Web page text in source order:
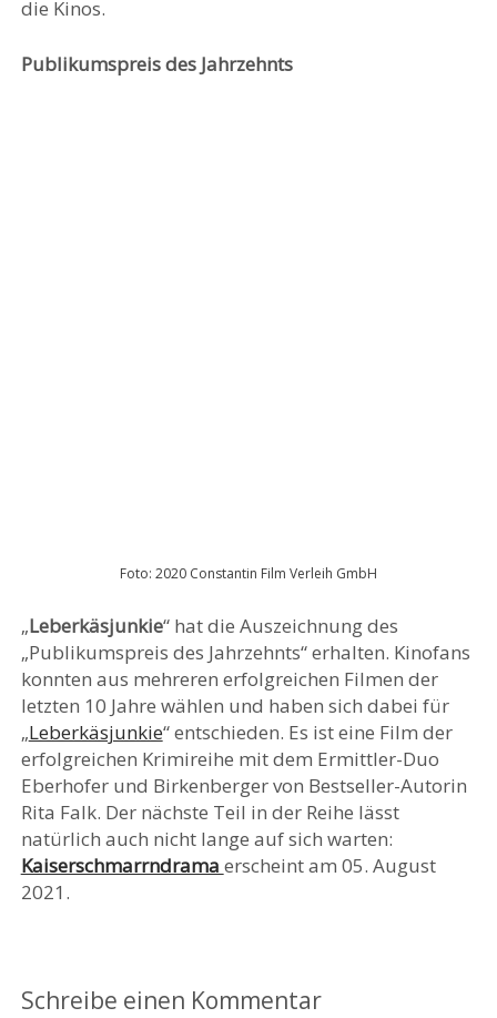
die Kinos.
Publikumspreis des Jahrzehnts
Foto: 2020 Constantin Film Verleih GmbH
„Leberkäsjunkie“ hat die Auszeichnung des
„Publikumspreis des Jahrzehnts“ erhalten. Kinofans
konnten aus mehreren erfolgreichen Filmen der
letzten 10 Jahre wählen und haben sich dabei für
„Leberkäsjunkie“ entschieden. Es ist eine Film der
erfolgreichen Krimireihe mit dem Ermittler-Duo
Eberhofer und Birkenberger von Bestseller-Autorin
Rita Falk. Der nächste Teil in der Reihe lässt
natürlich auch nicht lange auf sich warten:
Kaiserschmarrndrama erscheint am 05. August
2021.
Schreibe einen Kommentar